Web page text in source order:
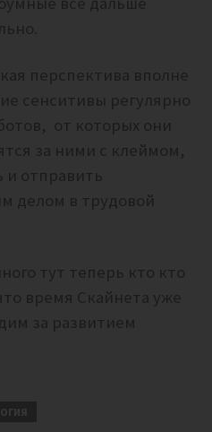
перспектива вполне
сенситивы регулярно
от которых они
за ними с клеймом,
отправить
делом в трудовой
тут теперь кто кто
время Скайнета уже
за развитием